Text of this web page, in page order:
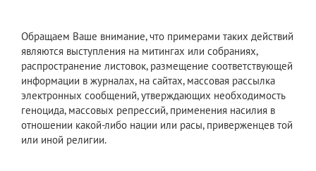
Обращаем Ваше внимание, что примерами таких действий
являются выступления на митингах или собраниях,
распространение листовок, размещение соответствующей
информации в журналах, на сайтах, массовая рассылка
электронных сообщений, утверждающих необходимость
геноцида, массовых репрессий, применения насилия в
отношении какой-либо нации или расы, приверженцев той
или иной религии.